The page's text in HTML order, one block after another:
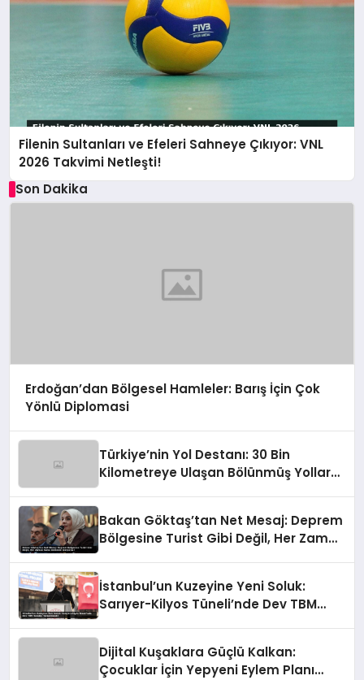
Filenin Sultanları ve Efeleri Sahneye Çıkıyor: VNL
2026 Takvimi Netleşti!
Son Dakika
Erdoğan’dan Bölgesel Hamleler: Barış İçin Çok
Yönlü Diplomasi
Türkiye’nin Yol Destanı: 30 Bin
Kilometreye Ulaşan Bölünmüş Yollar
Bakan Göktaş’tan Net Mesaj: Deprem
Bölgesine Turist Gibi Değil, Her Zaman
İstanbul’un Kuzeyine Yeni Soluk:
Sarıyer-Kilyos Tüneli’nde Dev TBM
Dijital Kuşaklara Güçlü Kalkan:
Çocuklar İçin Yepyeni Eylem Planı